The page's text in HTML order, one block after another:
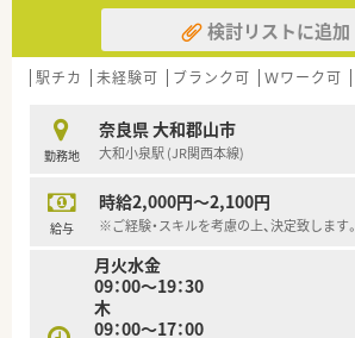
検討リストに追加
駅チカ 未経験可 ブランク可 Ｗワーク可
勤務地
奈良県 大和郡山市
大和小泉駅 (JR関西本線)
給与
時給2,000円～2,100円
※ご経験・スキルを考慮の上、決定致します。
月火水金
09：00～19：30
木
09：00～17：00